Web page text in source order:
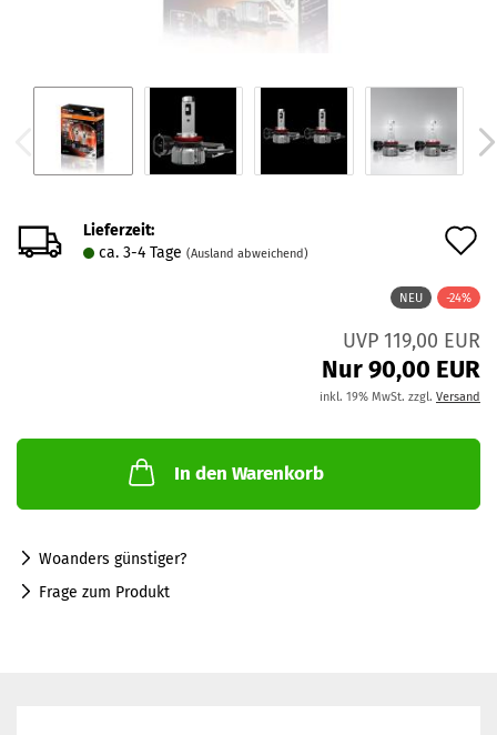
Lieferzeit:
ca. 3-4 Tage (Ausland abweichend)
NEU -24%
UVP 119,00 EUR
Nur 90,00 EUR
inkl. 19% MwSt. zzgl. Versand
In den Warenkorb
Woanders günstiger?
Frage zum Produkt